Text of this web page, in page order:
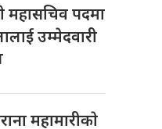
महासचिव पदमा
उम्मेदवारी
महामारीकाे